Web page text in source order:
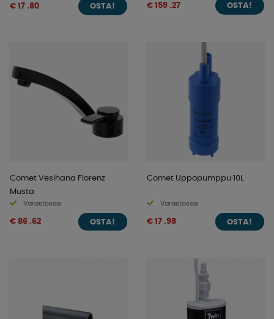
€ 17 .80 OSTA! € 159 .27 OSTA!
Comet Vesihana Florenz
Musta
Varastossa
€ 86 .62 OSTA!
Comet Uppopumppu 10L
Varastossa
€ 17 .98 OSTA!